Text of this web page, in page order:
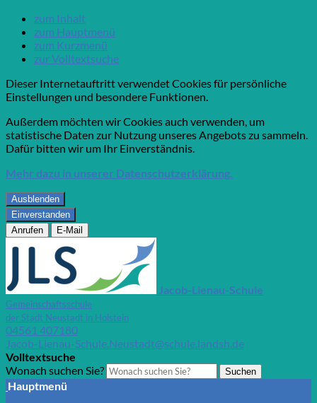
zum Inhalt
zum Hauptmenü
zum Kurzmenü
zur Volltextsuche
Dieser Internetauftritt verwendet Cookies für persönliche
Einstellungen und besondere Funktionen.
Außerdem möchten wir Cookies auch verwenden, um
statistische Daten zur Nutzung unseres Angebots zu sammeln.
Dafür bitten wir um Ihr Einverständnis.
Mehr dazu in unserer Datenschutzerklärung.
Ausblenden
Einverstanden
Anrufen
E-Mail
Jacob-Lienau-Schule
Gemeinschaftsschule
der Stadt Neustadt in Holstein
04561 407180
Jacob-Lienau-Schule.Neustadt@schule.landsh.de
Volltextsuche
Wonach suchen Sie?
Suchen
Hauptmenü